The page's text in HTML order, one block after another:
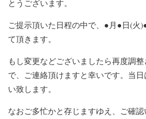
とうございます。
ご提示頂いた日程の中で、●月●日(火
て頂きます。
もし変更などございましたら再度調
で、ご連絡頂けますと幸いです。当
い致します。
なおご多忙かと存じますゆえ、ご確